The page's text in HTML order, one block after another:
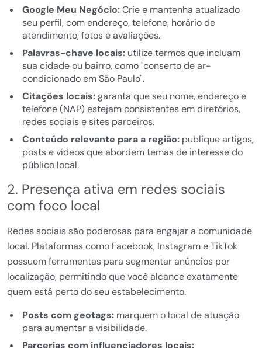
Google Meu Negócio:Crie e mantenha atualizado
seu perfil, com endereço, telefone, horário de
atendimento, fotos e avaliações.
Palavras-chave locais:utilize termos que incluam
sua cidade ou bairro, como "conserto de ar-
condicionado em São Paulo".
Citações locais:garanta que seu nome, endereço e
telefone (NAP) estejam consistentes em diretórios,
redes sociais e sites parceiros.
Conteúdo relevante para a região:publique artigos,
posts e vídeos que abordem temas de interesse do
público local.
2. Presença ativa em redes sociais
com foco local
Redes sociais são poderosas para engajar a comunidade
local. Plataformas como Facebook, Instagram e TikTok
possuem ferramentas para segmentar anúncios por
localização, permitindo que você alcance exatamente
quem está perto do seu estabelecimento.
Posts com geotags:marquem o local de atuação
para aumentar a visibilidade.
Parcerias com influenciadores locais: